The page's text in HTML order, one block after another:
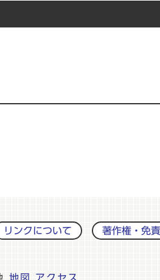
リンクについて 著作権・免
地図 アクセス